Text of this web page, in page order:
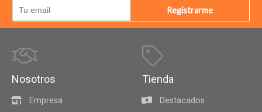
Registrarme
Nosotros
Empresa
Tienda
Destacados